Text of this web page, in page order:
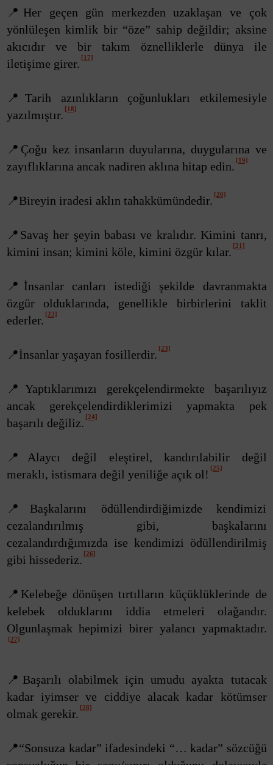
📍Her geçen gün merkezden uzaklaşan ve çok
yönlüleşen kimlik bir “öze” sahip değildir; aksine
akıcıdır ve bir takım öznelliklerle dünya ile
iletişime girer. [17]
📍Tarih azınlıkların çoğunlukları etkilemesiyle
yazılmıştır. [18]
📍Çoğu kez insanların duyularına, duygularına ve
zayıflıklarına ancak nadiren aklına hitap edin. [19]
📍Bireyin iradesi aklın tahakkümündedir. [20]
📍Savaş her şeyin babası ve kralıdır. Kimini tanrı,
kimini insan; kimini köle, kimini özgür kılar. [21]
📍İnsanlar canları istediği şekilde davranmakta
özgür olduklarında, genellikle birbirlerini taklit
ederler. [22]
📍İnsanlar yaşayan fosillerdir. [23]
📍Yaptıklarımızı gerekçelendirmekte başarılıyız
ancak gerekçelendirdiklerimizi yapmakta pek
başarılı değiliz. [24]
📍Alaycı değil eleştirel, kandırılabilir değil
meraklı, istismara değil yeniliğe açık ol! [25]
📍Başkalarını ödüllendirdiğimizde kendimizi
cezalandırılmış gibi, başkalarını
cezalandırdığımızda ise kendimizi ödüllendirilmiş
gibi hissederiz. [26]
📍Kelebeğe dönüşen tırtılların küçüklüklerinde de
kelebek olduklarını iddia etmeleri olağandır.
Olgunlaşmak hepimizi birer yalancı yapmaktadır.
[27]
📍Başarılı olabilmek için umudu ayakta tutacak
kadar iyimser ve ciddiye alacak kadar kötümser
olmak gerekir. [28]
📍“Sonsuza kadar” ifadesindeki “… kadar” sözcüğü